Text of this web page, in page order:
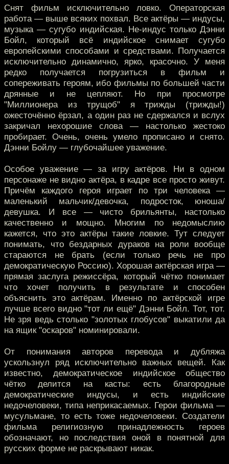
Снят фильм исключительно ловко. Операторская
работа — выше всяких похвал. Все актёры — индусы,
музыка — сугубо индийская. Не-индус только Дэнни
Бойл, который всё индийское снимает сугубо
европейскими способами и средствами. Получается
исключительно динамично, ярко, красочно. У меня
редко получается погрузиться в фильм и
сопереживать героям, ибо фильмы по большей части
дрянные и не цепляют. Но при просмотре
"Миллионера из трущоб" я трижды (трижды!)
ожесточённо ёрзал, а один раз не сдержался и вслух
закричал нехорошие слова — настолько жестоко
пробирает. Очень, очень умело прописано и снято.
Дэнни Бойлу — глубочайшее уважение.
Особое уважение — за игру актёров. Ни в одном
персонаже не видно актёра, в кадре все просто живут.
Причём каждого героя играет по три человека —
маленький мальчик/девочка, подросток, юноша/
девушка. И все — чисто брильянты, настолько
качественно и мощно. Многим по недомыслию
кажется, что это актёры такие ловкие. Тут следует
понимать, что бездарных дураков на роли вообще
стараются не брать (если только речь не про
демократическую Россию). Хорошая актёрская игра —
прямая заслуга режиссёра, который чётко понимает
что хочет получить в результате и способен
объяснить это актёрам. Именно по актёрской игре
лучше всего видно "тот ли ещё" Дэнни Бойл. Тот, тот.
Не зря ведь столько "золотых глобусов" выкатили да
на ящик "оскаров" номинировали.
От понимания авторов перевода и дубляжа
ускользнул ряд исключительно важных вещей. Как
известно, демократическое индийское общество
чётко делится на касты: есть благородные
демократические индусы, и есть индийские
недочеловеки, типа неприкасаемых. Герои фильма —
мусульмане, то есть тоже недочеловеки. Создатели
фильма религиозную принадлежность героев
обозначают, но последствия оной в понятной для
русских форме не раскрывают никак.